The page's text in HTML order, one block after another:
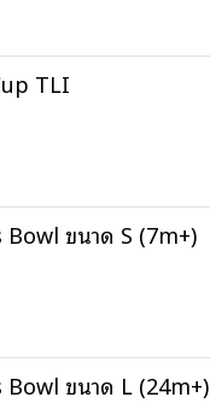
TLI
ขนาด S (7m+)
ขนาด L (24m+)